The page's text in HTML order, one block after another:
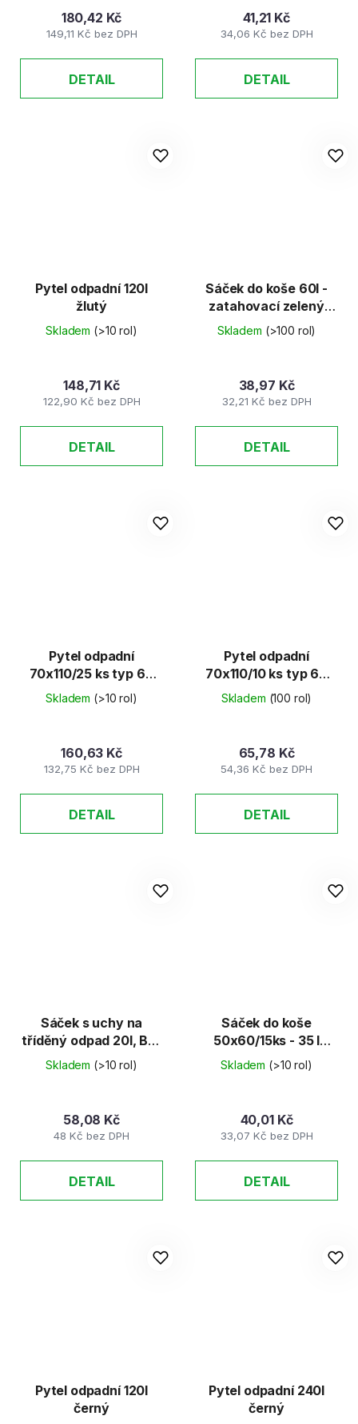
149,11 Kč bez DPH
180,42 Kč
DETAIL
34,06 Kč bez DPH
41,21 Kč
DETAIL
Pytel odpadní 120l
žlutý
Skladem (>10 rol)
122,90 Kč bez DPH
148,71 Kč
DETAIL
Sáček do koše 60l -
zatahovací zelený
10ks/role
Skladem (>100 rol)
32,21 Kč bez DPH
38,97 Kč
DETAIL
Pytel odpadní
70x110/25 ks typ 60
modrý
Skladem (>10 rol)
132,75 Kč bez DPH
160,63 Kč
DETAIL
Pytel odpadní
70x110/10 ks typ 60
zatahovací
Skladem (100 rol)
54,36 Kč bez DPH
65,78 Kč
DETAIL
Sáček s uchy na
tříděný odpad 20l, BIO
- kompostovatelný
10ks/rol
Skladem (>10 rol)
48 Kč bez DPH
58,08 Kč
DETAIL
Sáček do koše
50x60/15ks - 35 l
zatahovací,extra
pevný
Skladem (>10 rol)
33,07 Kč bez DPH
40,01 Kč
DETAIL
Pytel odpadní 120l
černý
Pytel odpadní 240l
černý